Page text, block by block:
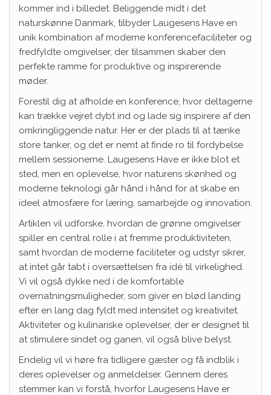
kommer ind i billedet. Beliggende midt i det
naturskønne Danmark, tilbyder Laugesens Have en
unik kombination af moderne konferencefaciliteter og
fredfyldte omgivelser, der tilsammen skaber den
perfekte ramme for produktive og inspirerende
møder.
Forestil dig at afholde en konference, hvor deltagerne
kan trække vejret dybt ind og lade sig inspirere af den
omkringliggende natur. Her er der plads til at tænke
store tanker, og det er nemt at finde ro til fordybelse
mellem sessionerne. Laugesens Have er ikke blot et
sted, men en oplevelse, hvor naturens skønhed og
moderne teknologi går hånd i hånd for at skabe en
ideel atmosfære for læring, samarbejde og innovation.
Artiklen vil udforske, hvordan de grønne omgivelser
spiller en central rolle i at fremme produktiviteten,
samt hvordan de moderne faciliteter og udstyr sikrer,
at intet går tabt i oversættelsen fra idé til virkelighed.
Vi vil også dykke ned i de komfortable
overnatningsmuligheder, som giver en blød landing
efter en lang dag fyldt med intensitet og kreativitet.
Aktiviteter og kulinariske oplevelser, der er designet til
at stimulere sindet og ganen, vil også blive belyst.
Endelig vil vi høre fra tidligere gæster og få indblik i
deres oplevelser og anmeldelser. Gennem deres
stemmer kan vi forstå, hvorfor Laugesens Have er